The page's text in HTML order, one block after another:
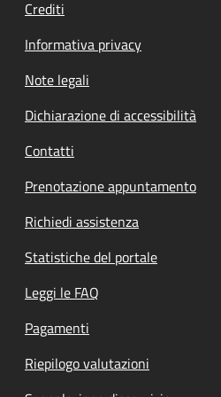
Crediti
Informativa privacy
Note legali
Dichiarazione di accessibilità
Contatti
Prenotazione appuntamento
Richiedi assistenza
Statistiche del portale
Leggi le FAQ
Pagamenti
Riepilogo valutazioni